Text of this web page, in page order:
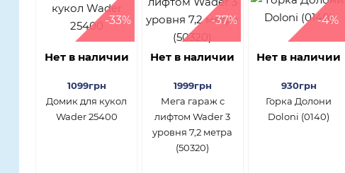
-33%
Нет в наличии
1099грн
Домик для кукол
Wader 25400
-37%
Нет в наличии
1999грн
Мега гараж с
лифтом Wader 3
уровня 7,2 метра
(50320)
-4%
Нет в наличии
930грн
Горка Долони
Doloni (0140)